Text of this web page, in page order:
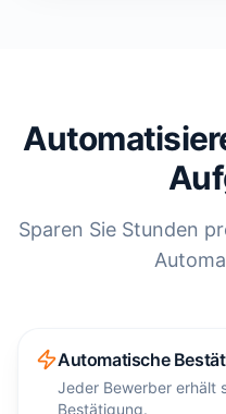
Sparen Sie Stunden
Automatische
Jeder Bewerber erhält
Bestätigung.